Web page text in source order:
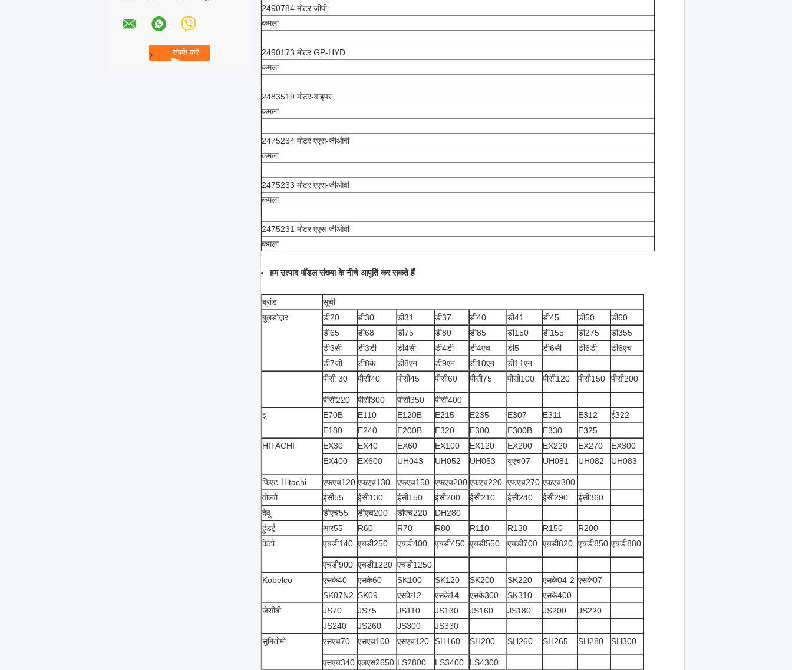
2490784 मोटर जीपी-
कमला
2490173 मोटर GP-HYD
कमला
2483519 मोटर-वाइपर
कमला
2475234 मोटर एएस-जीओवी
कमला
2475233 मोटर एएस-जीओवी
कमला
2475231 मोटर एएस-जीओवी
कमला
हम उत्पाद मॉडल संख्या के नीचे आपूर्ति कर सकते हैं
ब्रांड
सूची
बुलडोज़र
डी20 डी30 डी31 डी37 डी40 डी41 डी45 डी50
डी60
डी65
डी68 डी75 डी80 डी85 डी150 डी155 डी275
डी355
डी3सी
डी3डी डी4सी डी4डी डी4एच डी5 डी6सी डी6डी
डी6एच
डी7जी
डी8के डी8एन डी9एन डी10एन
डी11एन
पीसी 30
पीसी40 पीसी45 पीसी60 पीसी75 पीसी100 पीसी120 पीसी150 पीसी200
पीसी220 पीसी300 पीसी350
पीसी400
इ
E70B E110 E120B E215 E235 E307 E311 E312
ई322
E180
E240 E200B E320 E300 E300B E330
E325
HITACHI
EX30 EX40 EX60 EX100 EX120 EX200 EX220 EX270
EX300
EX400
EX600 UH043 UH052 UH053 यूएच07 UH081 UH082 UH083
फिएट-Hitachi एफएच120 एफएच130 एफएच150 एफएच200 एफएच220 एफएच270 एफएच300
वोल्वो
ईसी55 ईसी130 ईसी150 ईसी200 ईसी210 ईसी240 ईसी290
ईसी360
देवू
डीएच55 डीएच200 डीएच220
DH280
हुंडई
आर55 R60 R70 R80 R110 R130 R150
R200
केटो
एचडी140 एचडी250 एचडी400 एचडी450 एचडी550 एचडी700 एचडी820 एचडी850 एचडी880
एचडी900 एचडी1220 एचडी1250
Kobelco
एसके40 एसके60 SK100 SK120 SK200 SK220 एसके04-2 एसके07
SK07N2 SK09 एसके12 एसके14 एसके300 SK310
एसके400
जेसीबी
JS70 JS75 JS110 JS130 JS160 JS180 JS200
JS220
JS240
JS260 JS300
JS330
सुमितोमो
एसएच70 एसएच100 एसएच120 SH160 SH200 SH260 SH265 SH280 SH300
एसएच340 एलएस2650 LS2800 LS3400 LS4300